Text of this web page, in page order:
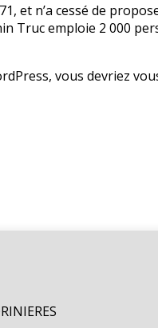
et n’a cessé de
Truc emploie 2 000
vous devriez